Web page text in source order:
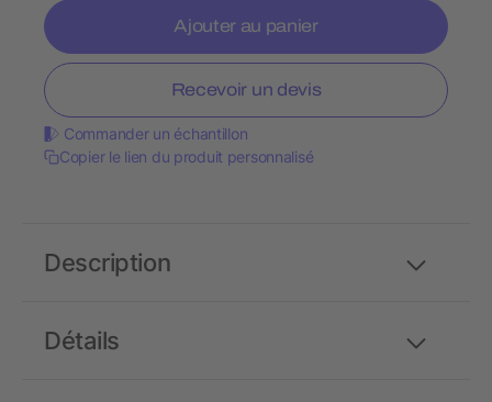
Ajouter au panier
Recevoir un devis
Commander un échantillon
Copier le lien du produit personnalisé
Détails
Description